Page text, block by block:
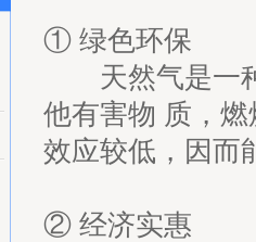
① 绿色环保
天然气是一种
他有害物 质，
效应较低，因而
② 经济实惠